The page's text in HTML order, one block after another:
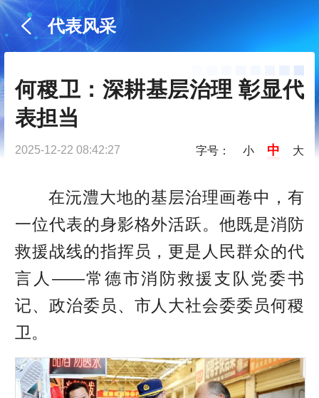
代表风采
何稷卫：深耕基层治理 彰显代
表担当
2025-12-22 08:42:27 字号： 小 中 大
在沅澧大地的基层治理画卷中，有
一位代表的身影格外活跃。他既是消防
救援战线的指挥员，更是人民群众的代
言人——常德市消防救援支队党委书
记、政治委员、市人大社会委委员何稷
卫。